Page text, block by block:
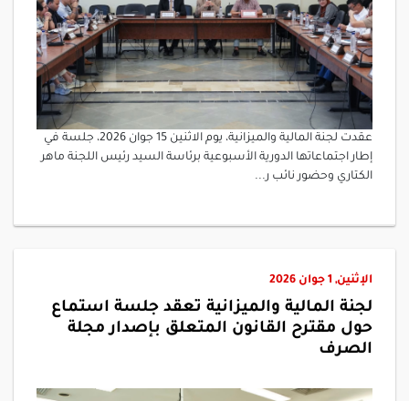
عقدت لجنة المالية والميزانية، يوم الاثنين 15 جوان 2026، جلسة في
إطار اجتماعاتها الدورية الأسبوعية برئاسة السيد رئيس اللجنة ماهر
الكتاري وحضور نائب ر...
الإثنين, 1 جوان 2026
لجنة المالية والميزانية تعقد جلسة استماع
حول مقترح القانون المتعلق بإصدار مجلة
الصرف